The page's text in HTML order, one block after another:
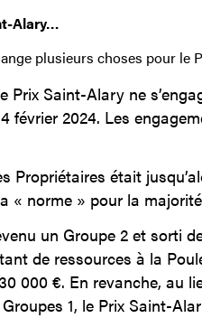
Alary…
plusieurs choses pour le
Prix Saint-Alary ne
février 2024. Les
Propriétaires était
« norme » pour la
un Groupe 2 et sorti
de ressources à la
000 €. En revanche, au
1, le Prix Saint-